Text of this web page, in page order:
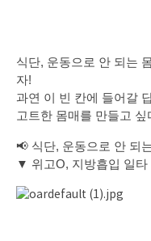
식단, 운동으로 안 되는
자!
과연 이 빈 칸에 들어갈
고트한 몸매를 만들고
📢 식단, 운동으로 안 되
▼ 위고O, 지방흡입 일